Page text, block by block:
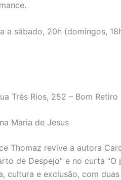
a sábado, 20h (domingos,
Três Rios, 252 – Bom Retiro
Maria de Jesus
Thomaz revive a autora
de Despejo” e no curta “O
cultura e exclusão, com